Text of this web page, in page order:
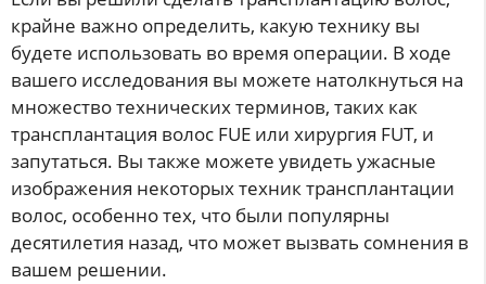
крайне важно определить, какую технику вы
будете использовать во время операции. В ходе
вашего исследования вы можете натолкнуться на
множество технических терминов, таких как
трансплантация волос FUE или хирургия FUT, и
запутаться. Вы также можете увидеть ужасные
изображения некоторых техник трансплантации
волос, особенно тех, что были популярны
десятилетия назад, что может вызвать сомнения в
вашем решении.